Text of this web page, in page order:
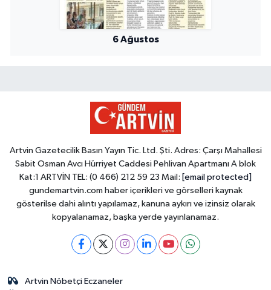
6 Ağustos
Artvin Gazetecilik Basın Yayın Tic. Ltd. Şti. Adres: Çarşı Mahallesi
Sabit Osman Avcı Hürriyet Caddesi Pehlivan Apartmanı A blok
Kat:1 ARTVİN TEL: (0 466) 212 59 23 Mail: [email protected]
gundemartvin.com haber içerikleri ve görselleri kaynak
gösterilse dahi alıntı yapılamaz, kanuna aykırı ve izinsiz olarak
kopyalanamaz, başka yerde yayınlanamaz.
Artvin Nöbetçi Eczaneler